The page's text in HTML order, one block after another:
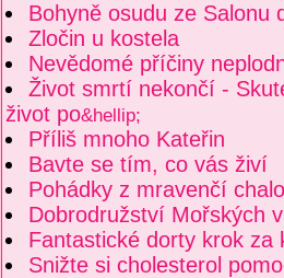
Bohyně osudu ze Salonu
Zločin u kostela
Nevědomé příčiny
Život smrtí nekončí -
život po&hellip;
Příliš mnoho Kateřin
Bavte se tím, co vás živí
Pohádky z mravenčí
Dobrodružství Mořských
Fantastické dorty krok za
Snižte si cholesterol